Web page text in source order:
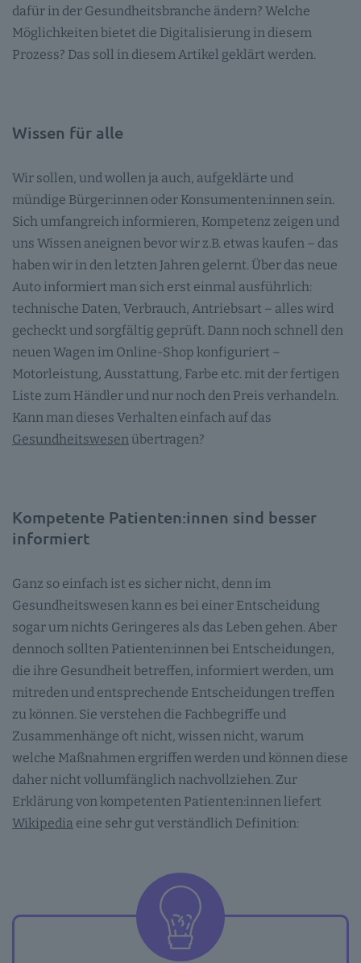
dafür in der Gesundheitsbranche ändern? Welche
Möglichkeiten bietet die Digitalisierung in diesem
Prozess? Das soll in diesem Artikel geklärt werden.
Wissen für alle
Wir sollen, und wollen ja auch, aufgeklärte und
mündige Bürger:innen oder Konsumenten:innen sein.
Sich umfangreich informieren, Kompetenz zeigen und
uns Wissen aneignen bevor wir z.B. etwas kaufen – das
haben wir in den letzten Jahren gelernt. Über das neue
Auto informiert man sich erst einmal ausführlich:
technische Daten, Verbrauch, Antriebsart – alles wird
gecheckt und sorgfältig geprüft. Dann noch schnell den
neuen Wagen im Online-Shop konfiguriert –
Motorleistung, Ausstattung, Farbe etc. mit der fertigen
Liste zum Händler und nur noch den Preis verhandeln.
Kann man dieses Verhalten einfach auf das
Gesundheitswesen übertragen?
Kompetente Patienten:innen sind besser
informiert
Ganz so einfach ist es sicher nicht, denn im
Gesundheitswesen kann es bei einer Entscheidung
sogar um nichts Geringeres als das Leben gehen. Aber
dennoch sollten Patienten:innen bei Entscheidungen,
die ihre Gesundheit betreffen, informiert werden, um
mitreden und entsprechende Entscheidungen treffen
zu können. Sie verstehen die Fachbegriffe und
Zusammenhänge oft nicht, wissen nicht, warum
welche Maßnahmen ergriffen werden und können diese
daher nicht vollumfänglich nachvollziehen. Zur
Erklärung von kompetenten Patienten:innen liefert
Wikipedia eine sehr gut verständlich Definition: